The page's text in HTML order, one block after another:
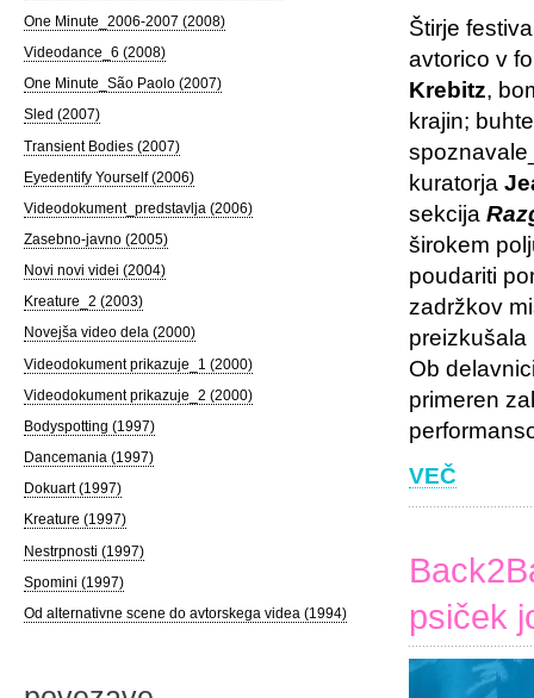
Štirje
avtorico v
Krebitz,
krajin;
kuratorja
sekcija
širokem
poudariti
zadržkov
Ob
primeren
VEČ
psiček
One Minute_2006-2007 (2008)
Videodance_6 (2008)
One Minute_São Paolo (2007)
Sled (2007)
Transient Bodies (2007)
Eyedentify Yourself (2006)
Videodokument_predstavlja (2006)
Zasebno-javno (2005)
Novi novi videi (2004)
Kreature_2 (2003)
Novejša video dela (2000)
Videodokument prikazuje_1 (2000)
Videodokument prikazuje_2 (2000)
Bodyspotting (1997)
Dancemania (1997)
Dokuart (1997)
Kreature (1997)
Nestrpnosti (1997)
Spomini (1997)
Od alternativne scene do avtorskega videa (1994)